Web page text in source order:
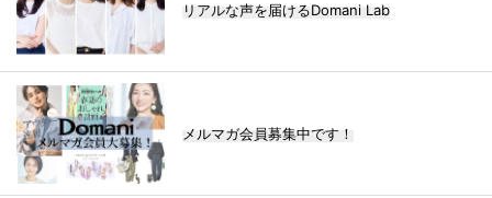
リアルな声を届けるDomani Lab
メルマガ会員募集中です！